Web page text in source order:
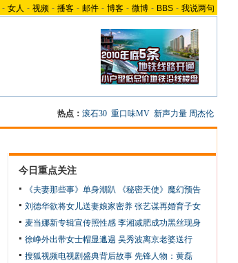
- 女人 - 视频 - 播客 - 邮件 - 博客 - 微博 - BBS - 我说两句
热点： 滚石30 重口味MV 新声力量 周杰伦
今日重点关注
《夫妻那些事》单身潮趴
《秘密天使》魔幻预告
刘德华欲将女儿送妻娘家密养 张艺谋再婚育子女
麦当娜新专辑宣传照性感 李湘减肥成功黑丝现身
徐峥外出带女士帽显邋遢 吴秀波离京老婆送行
搜狐视频电视剧盛典背后故事 先锋人物：黄磊